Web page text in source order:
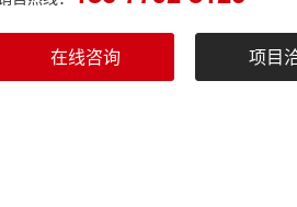
在线咨询 项目